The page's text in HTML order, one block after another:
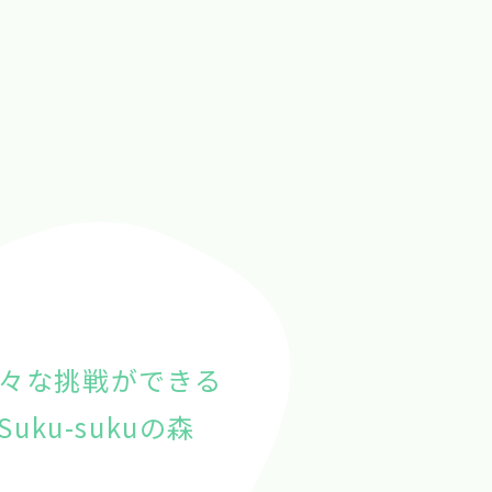
な挑戦ができる
sukuの森